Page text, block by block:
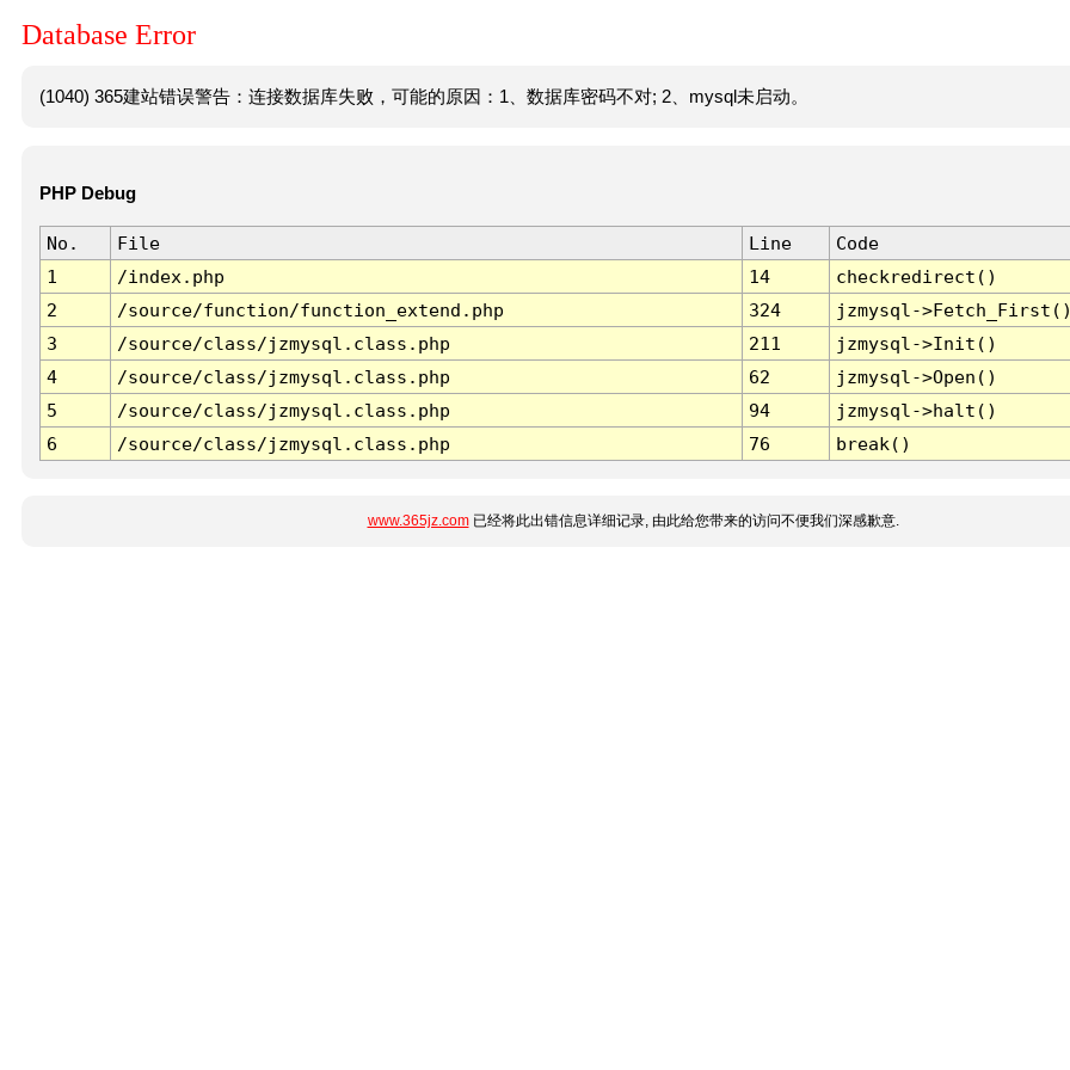
Database Error
(1040) 365建站错误警告：连接数据库失败，可能的原因：1、数据库密码不对; 2、mysql未启动。
PHP Debug
No. File Line
Code
1
/index.php 14
checkredirect()
2
/source/function/function_extend.php 324
jzmysql-
3
/source/class/jzmysql.class.php 211
jzmysql->Init()
4
/source/class/jzmysql.class.php 62
jzmysql->Open()
5
/source/class/jzmysql.class.php 94
jzmysql->halt()
6
/source/class/jzmysql.class.php 76 break()
www.365jz.com已经将此出错信息详细记录, 由此给您带来的访问不便我们深感歉意.